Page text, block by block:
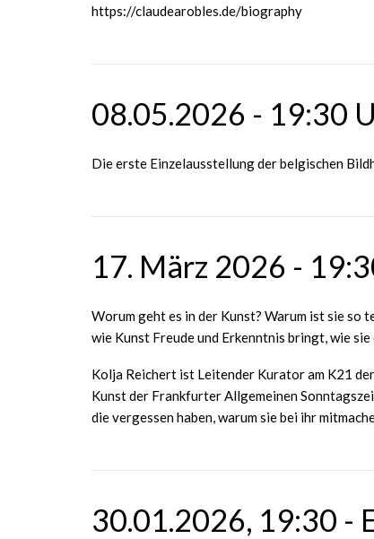
https://claudearobles.de/biography
08.05.2026 - 19:30
Die erste Einzelausstellung der belgischen
17. März 2026 -
Worum geht es in der Kunst? Warum ist sie so
wie Kunst Freude und Erkenntnis bringt, wie
Kolja Reichert ist Leitender Kurator am K21
Kunst der Frankfurter Allgemeinen
die vergessen haben, warum sie bei ihr
30.01.2026, 19:30 -